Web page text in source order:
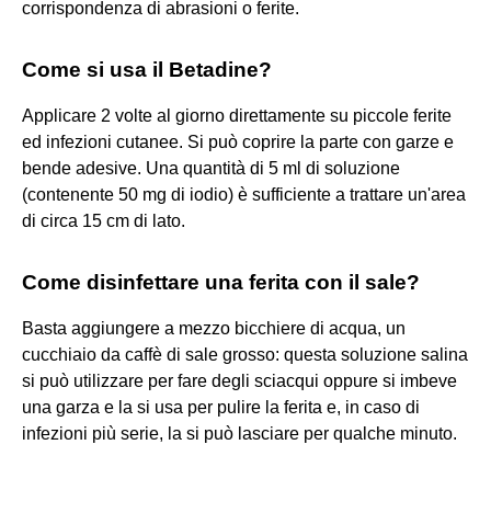
corrispondenza di abrasioni o ferite.
Come si usa il Betadine?
Applicare 2 volte al giorno direttamente su piccole ferite
ed infezioni cutanee. Si può coprire la parte con garze e
bende adesive. Una quantità di 5 ml di soluzione
(contenente 50 mg di iodio) è sufficiente a trattare un'area
di circa 15 cm di lato.
Come disinfettare una ferita con il sale?
Basta aggiungere a mezzo bicchiere di acqua, un
cucchiaio da caffè di sale grosso: questa soluzione salina
si può utilizzare per fare degli sciacqui oppure si imbeve
una garza e la si usa per pulire la ferita e, in caso di
infezioni più serie, la si può lasciare per qualche minuto.